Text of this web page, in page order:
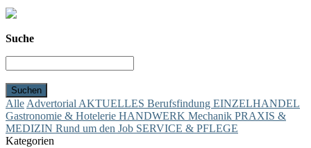
Suche
AlleAdvertorialAKTUELLES Berufsfindung EINZELHANDEL
Gastronomie & Hotelerie HANDWERK Mechanik PRAXIS &
MEDIZIN Rund um den Job SERVICE & PFLEGE
Kategorien